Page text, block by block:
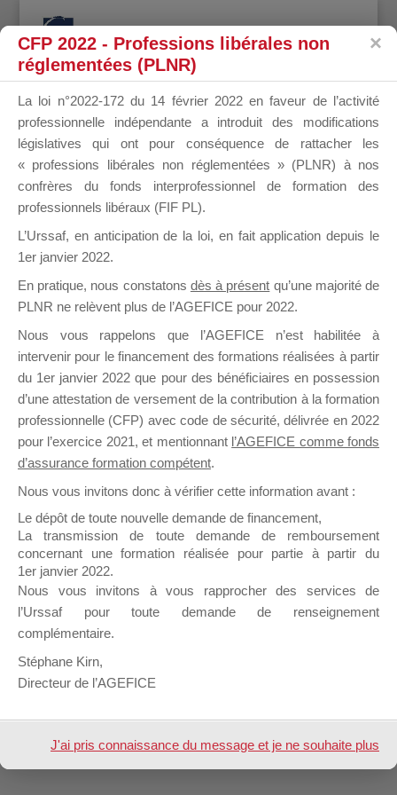
Mot-clé du sujet : beaufils
dossier 924877
Accueil OF › Forums › Mot-clé du sujet : beaufils dossier 924877
1 sujet (sur un total de 1)
ParticipantsMessagesDernière
publication
Dossier 924 877
– BEAUFILS Alain
Démarré par :
LIMA Fernanda
dans :Informations Générales – Forum dédié aux Organismes de
2 2
il y a 6
années et
8 mois
Modération
(Kad)
1 sujet (sur un total de 1)
Design de
CFP 2022 - Professions libérales non
réglementées (PLNR)
La loi n°2022-172 du 14 février 2022 en faveur de l’activité
professionnelle indépendante a introduit des modifications
législatives qui ont pour conséquence de rattacher les
« professions libérales non réglementées » (PLNR) à nos
confrères du fonds interprofessionnel de formation des
professionnels libéraux (FIF PL).
L’Urssaf, en anticipation de la loi, en fait application depuis le
1er janvier 2022.
En pratique, nous constatons dès à présent qu’une majorité de
PLNR ne relèvent plus de l’AGEFICE pour 2022.
Nous vous rappelons que l’AGEFICE n’est habilitée à
intervenir pour le financement des formations réalisées à partir
du 1er janvier 2022 que pour des bénéficiaires en possession
d’une attestation de versement de la contribution à la formation
professionnelle (CFP) avec code de sécurité, délivrée en 2022
pour l’exercice 2021, et mentionnant l’AGEFICE comme fonds
d’assurance formation compétent.
Nous vous invitons donc à vérifier cette information avant :
Le dépôt de toute nouvelle demande de financement,
La transmission de toute demande de remboursement
concernant une formation réalisée pour partie à partir du
1er janvier 2022.
Nous vous invitons à vous rapprocher des services de
l’Urssaf pour toute demande de renseignement
complémentaire.
Stéphane Kirn,
Directeur de l’AGEFICE
J'ai pris connaissance du message et je ne souhaite plus